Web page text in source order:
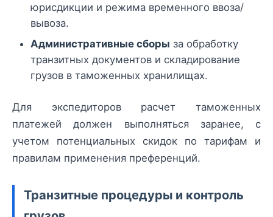
юрисдикции и режима временного ввоза/
вывоза.
Административные сборы за обработку
транзитных документов и складирование
грузов в таможенных хранилищах.
Для экспедиторов расчет таможенных
платежей должен выполняться заранее, с
учетом потенциальных скидок по тарифам и
правилам применения преференций.
Транзитные процедуры и контроль